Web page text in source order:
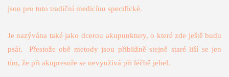
jsou pro tuto tradiční medicínu specifické.
Je nazývána také jako dcerou akupunktury, o které zde ještě budu
psát. Přestože obě metody jsou přibližně stejně staré liší se jen
tím, že při akupresuře se nevyužívá při léčbě jehel.